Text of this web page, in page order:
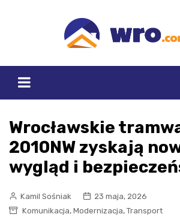
Wrocławskie
2010NW zyskają
wygląd i
Kamil Sośniak
23 maja, 2026
Komunikacja, Modernizacja, Transport